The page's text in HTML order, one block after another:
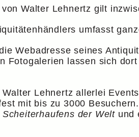
Walter Lehnertz gilt
umfasst
Webadresse seines
Fotogalerien lassen sich
Lehnertz allerlei
mit bis zu 3000
der Welt und